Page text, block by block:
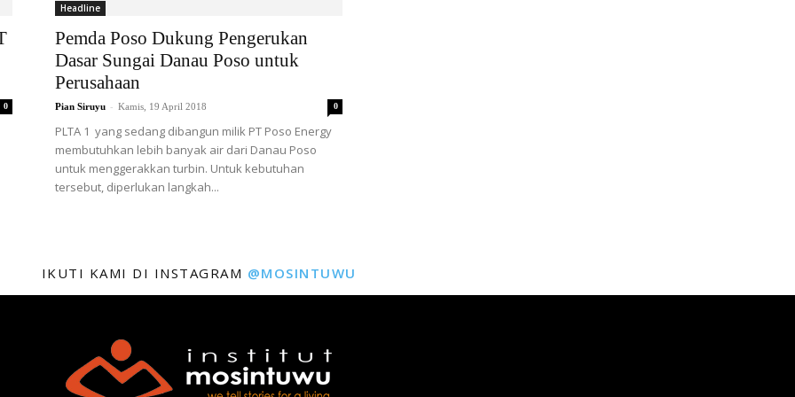
0
Headline
Pemda Poso Dukung Pengerukan
Dasar Sungai Danau Poso untuk
Perusahaan
Pian Siruyu - Kamis, 19 April 2018 0
PLTA 1 yang sedang dibangun milik PT Poso Energy
membutuhkan lebih banyak air dari Danau Poso
untuk menggerakkan turbin. Untuk kebutuhan
tersebut, diperlukan langkah...
IKUTI KAMI DI INSTAGRAM @MOSINTUWU